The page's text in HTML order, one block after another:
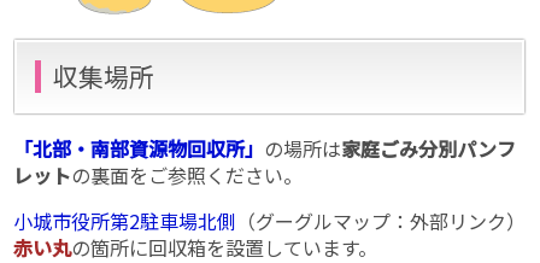
収集場所
「北部・南部資源物回収所」 の場所は家庭ごみ分別パンフ
レットの裏面をご参照ください。
小城市役所第2駐車場北側 （グーグルマップ：外部リンク）
赤い丸の箇所に回収箱を設置しています。